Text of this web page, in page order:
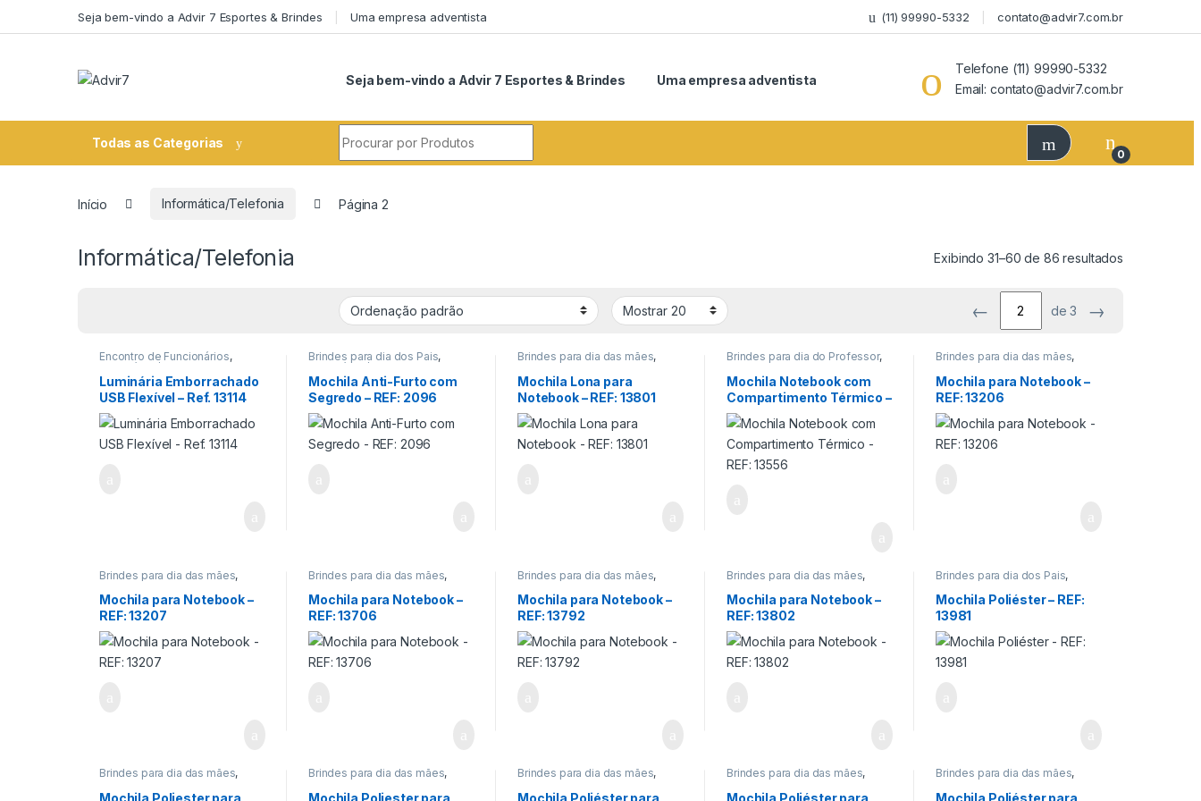
Seja bem-vindo a Advir 7 Esportes & Brindes Uma empresa adventista (11) 99990-5332 contato@advir7.com.br
Seja bem-vindo a Advir 7 Esportes & Brindes Uma empresa adventista
Telefone (11) 99990-5332
Email: contato@advir7.com.br
Todas as Categorias
0
Início Informática/Telefonia Página 2
Informática/Telefonia Exibindo 31–60 de 86 resultados
← de 3 →
Encontro de Funcionários,
Informática/Telefonia
Papelaria/Escritório
Luminária Emborrachado
USB Flexível – Ref. 13114
Brindes para dia dos Pais,
Informática/Telefonia
Viagem/Lazer/Uso Pessoal
Mochila Anti-Furto com
Segredo – REF: 2096
Brindes para dia das mães,
Brindes para dia do Professor
Brindes para dia dos Pais
Encontro de Funcionários
Encontro de Igrejas
Informática/Telefonia
Viagem/Lazer/Uso Pessoal
Mochila Lona para
Notebook – REF: 13801
Brindes para dia do Professor,
Brindes para dia dos Pais
comemorativas/Eventos,
Informática/Telefonia,
Viagem/Lazer/Uso Pessoal
Mochila Notebook com
Compartimento Térmico –
REF: 13556
Brindes para dia das mães,
Brindes para dia do Professor
Brindes para dia dos Pais,
Eletrônicos/Cine/Foto/Som,
Encontro de Funcionários
Encontro de Igrejas
Informática/Telefonia,
Viagem/Lazer/Uso Pessoal
Mochila para Notebook –
REF: 13206
Brindes para dia das mães,
Brindes para dia do Professor
Brindes para dia dos Pais,
Eletrônicos/Cine/Foto/Som,
Encontro de Funcionários
Encontro de Igrejas
Informática/Telefonia,
Viagem/Lazer/Uso Pessoal
Mochila para Notebook –
REF: 13207
Brindes para dia das mães,
Brindes para dia do Professor
Brindes para dia dos Pais,
Encontro de Funcionários,
Encontro de Igrejas
Informática/Telefonia
Viagem/Lazer/Uso Pessoal
Mochila para Notebook –
REF: 13706
Brindes para dia das mães,
Brindes para dia do Professor
Brindes para dia dos Pais,
Encontro de Funcionários,
Encontro de Igrejas
Informática/Telefonia
Viagem/Lazer/Uso Pessoal
Mochila para Notebook –
REF: 13792
Brindes para dia das mães,
Brindes para dia do Professor
Brindes para dia dos Pais,
Encontro de Funcionários,
Encontro de Igrejas
Informática/Telefonia
Viagem/Lazer/Uso Pessoal
Mochila para Notebook –
REF: 13802
Brindes para dia dos Pais,
Informática/Telefonia
Viagem/Lazer/Uso Pessoal
Mochila Poliéster – REF:
13981
Brindes para dia das mães,
Brindes para dia do Professor
Brindes para dia dos Pais,
Mochila Poliester para
Brindes para dia das mães,
Brindes para dia do Professor
Brindes para dia dos Pais,
Mochila Poliester para
Brindes para dia das mães,
Brindes para dia do Professor
Brindes para dia dos Pais,
Mochila Poliéster para
Brindes para dia das mães,
Brindes para dia do Professor
Brindes para dia dos Pais,
Mochila Poliéster para
Brindes para dia das mães,
Brindes para dia do Professor
Brindes para dia dos Pais,
Mochila Poliéster para